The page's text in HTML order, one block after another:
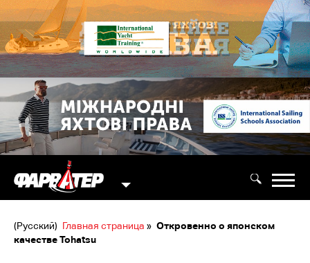
(Русский) Главная страница » Откровенно о японском
качестве Tohatsu